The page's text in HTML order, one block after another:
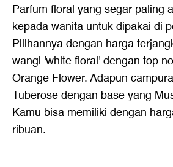
Parfum floral yang segar paling
kepada wanita untuk dipakai di
Pilihannya dengan harga
wangi 'white floral' dengan top
Orange Flower. Adapun
Tuberose dengan base yang
Kamu bisa memiliki dengan
ribuan.